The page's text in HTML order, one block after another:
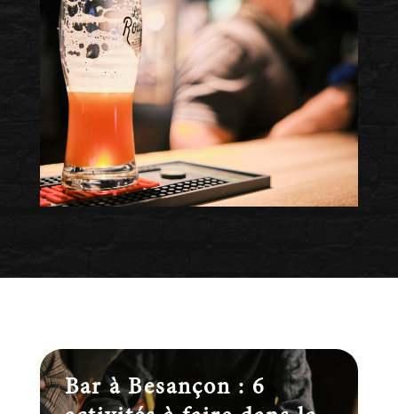
Bar à Besançon : 6